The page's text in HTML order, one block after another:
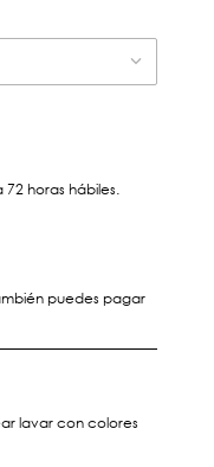
72 horas hábiles.
puedes pagar
lavar con colores